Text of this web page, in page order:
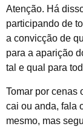
Atenção. Há
participando de
a convicção de
para a aparição
tal e qual para
Tomar por cenas
cai ou anda, fala
mesmo, mas